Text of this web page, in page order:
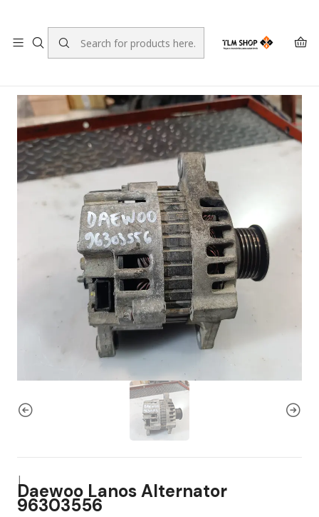
Home LOJA ONLINE Sistema Eléctrico e Electrónico
Daewoo Lanos Alternator 96303556
|
Daewoo Lanos Alternator
96303556